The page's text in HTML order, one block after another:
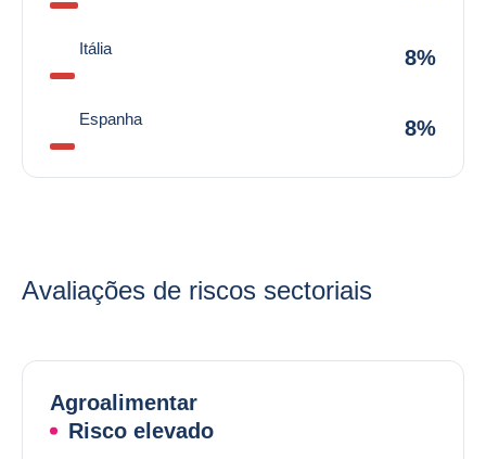
Itália 8%
Espanha 8%
Avaliações de riscos sectoriais
Agroalimentar
Risco elevado